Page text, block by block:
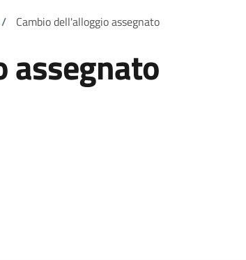
/ Cambio dell'alloggio assegnato
assegnato